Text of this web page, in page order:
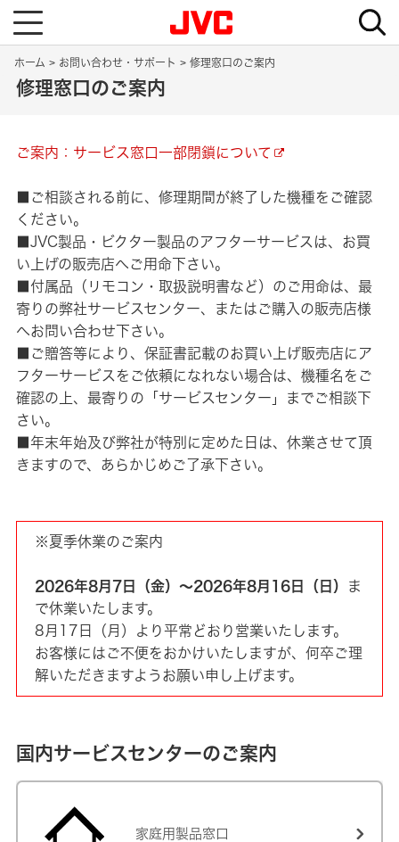
T
l
e
n
a
o
n
ホーム お問い合わせ・サポート 修理窓口のご案内
修理窓口のご案内
ご案内：サービス窓口一部閉鎖について
■ご相談される前に、修理期間が終了した機種をご確認
ください。
■JVC製品・ビクター製品のアフターサービスは、お買
い上げの販売店へご用命下さい。
■付属品（リモコン・取扱説明書など）のご用命は、最
寄りの弊社サービスセンター、またはご購入の販売店様
へお問い合わせ下さい。
■ご贈答等により、保証書記載のお買い上げ販売店にア
フターサービスをご依頼になれない場合は、機種名をご
確認の上、最寄りの「サービスセンター」までご相談下
さい。
■年末年始及び弊社が特別に定めた日は、休業させて頂
きますので、あらかじめご了承下さい。
※夏季休業のご案内
2026年8月7日（金）～2026年8月16日（日）
ま
で休業いたします。
8月17日（月）より平常どおり営業いたします。
お客様にはご不便をおかけいたしますが、何卒ご理
解いただきますようお願い申し上げます。
国内サービスセンターのご案内
家庭用製品窓口